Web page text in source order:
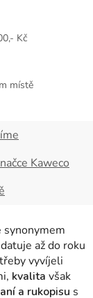
Kč
místě
Kaweco
synonymem
až do roku
vyvíjeli
kvalita však
a rukopisu s